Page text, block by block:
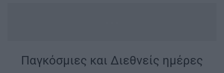
Παγκόσμιες και Διεθνείς ημέρες